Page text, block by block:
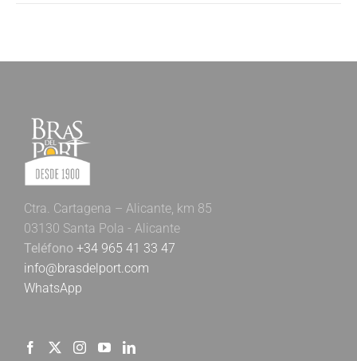
Ctra. Cartagena – Alicante, km 85
03130 Santa Pola - Alicante
Teléfono +34 965 41 33 47
info@brasdelport.com
WhatsApp